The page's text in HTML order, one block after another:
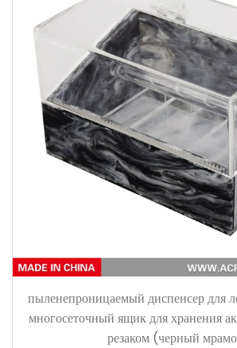
пыленепроницаемый диспенсер для
многосеточный ящик для хранения
резаком (черный